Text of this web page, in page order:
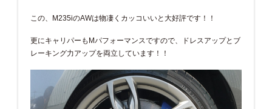
この、M235iのAWは物凄くカッコいいと大好評です！！
更にキャリパーもMパフォーマンスですので、ドレスアップとブ
レーキング力アップを両立しています！！